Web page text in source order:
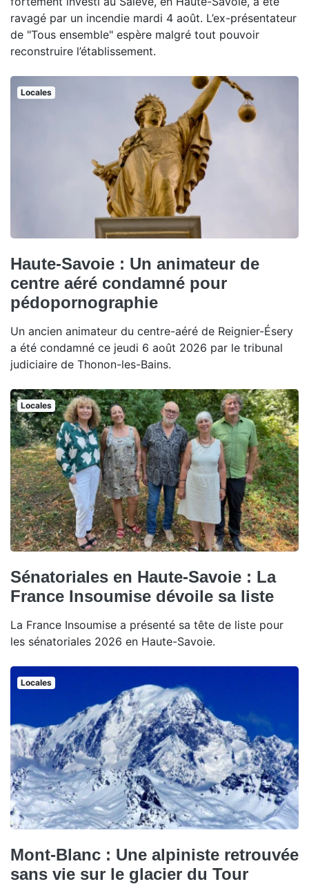
ravagé par un incendie mardi 4 août. L’ex-présentateur
de "Tous ensemble" espère malgré tout pouvoir
reconstruire l’établissement.
Locales
Haute-Savoie : Un animateur de
centre aéré condamné pour
pédopornographie
Un ancien animateur du centre-aéré de Reignier-Ésery
a été condamné ce jeudi 6 août 2026 par le tribunal
judiciaire de Thonon-les-Bains.
Locales
Sénatoriales en Haute-Savoie : La
France Insoumise dévoile sa liste
La France Insoumise a présenté sa tête de liste pour
les sénatoriales 2026 en Haute-Savoie.
Locales
Mont-Blanc : Une alpiniste retrouvée
sans vie sur le glacier du Tour